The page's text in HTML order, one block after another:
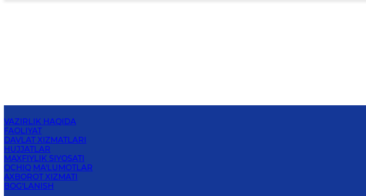
VAZIRLIK HAQIDA
FAOLIYAT
DAVLAT XIZMATLARI
HUJJATLAR
MAXFIYLIK SIYOSATI
OCHIQ MA'LUMOTLAR
AXBOROT XIZMATI
BOG'LANISH